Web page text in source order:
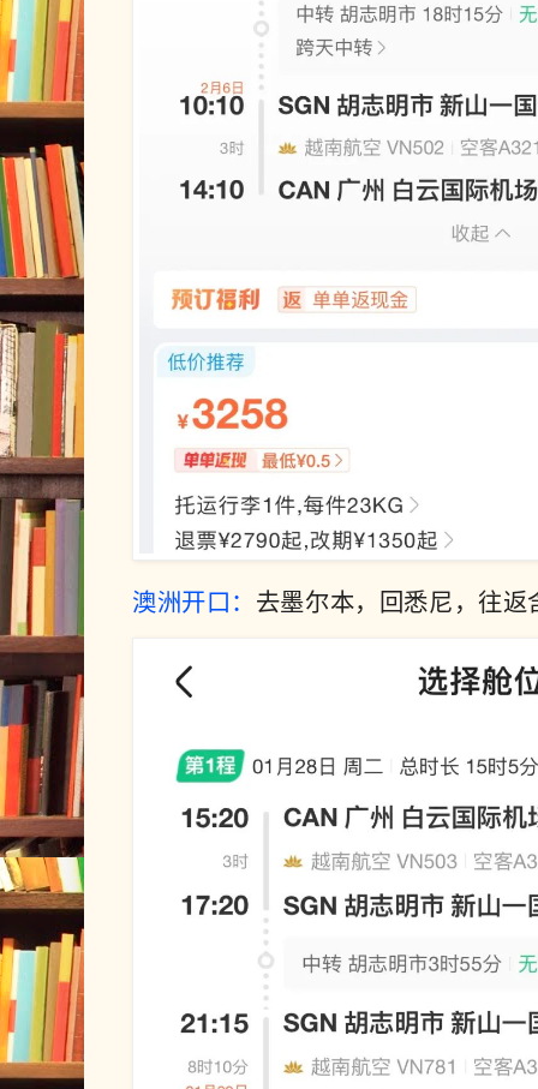
澳洲开口： 去墨尔本，回悉尼，往返